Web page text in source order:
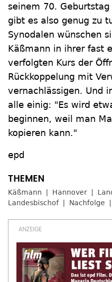
seinem 70.
gibt es also genug zu
Synodalen wünschen
Käßmann in ihrer fast
verfolgten Kurs der
Rückkoppelung mit
vernachlässigen. Und
alle einig: "Es wird
beginnen, weil man
kopieren kann."
epd
Käßmann Hannover
Landesbischof
Nachfolge